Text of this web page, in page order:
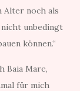
Alter noch als
unbedingt
können.“
Baia Mare,
für mich